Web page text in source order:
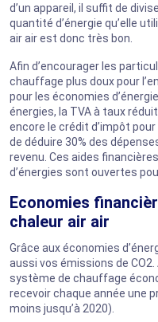
d’un appareil, il suffit de
quantité d’énergie qu’elle
air air est donc très bon.
Afin d’encourager les
chauffage plus doux pour
pour les économies
énergies, la TVA à taux
encore le crédit d’impôt
de déduire 30% des
revenu. Ces aides
d’énergies sont ouvertes
Economies
chaleur air air
Grâce aux économies
aussi vos émissions de
système de chauffage
recevoir chaque année une
moins jusqu’à 2020).